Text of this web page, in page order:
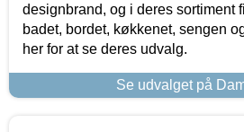
designbrand, og i deres sortiment
badet, bordet, køkkenet, sengen
her for at se deres udvalg.
Se udvalget på